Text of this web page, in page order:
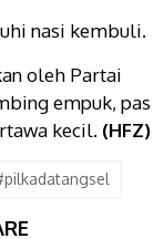
nasi kembuli.
oleh Partai
empuk, pas
kecil. (HFZ)